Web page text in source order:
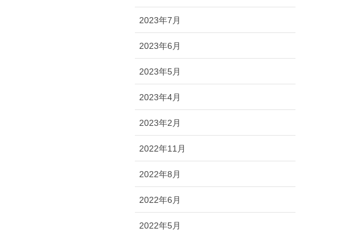
2023年7月
2023年6月
2023年5月
2023年4月
2023年2月
2022年11月
2022年8月
2022年6月
2022年5月